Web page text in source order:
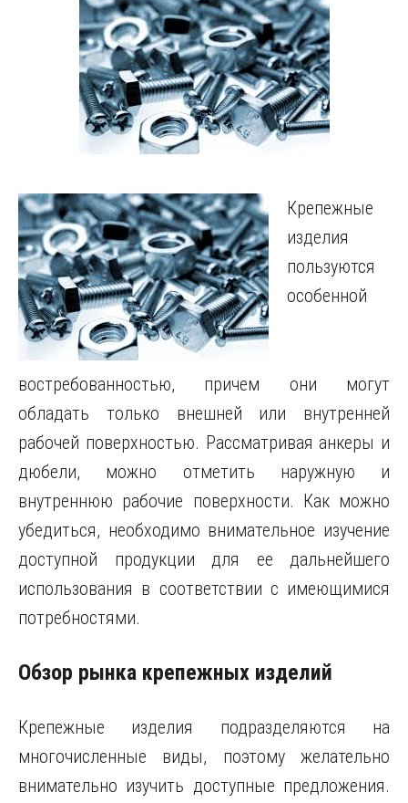
Крепежные
изделия
пользуются
особенной
востребованностью, причем они могут
обладать только внешней или внутренней
рабочей поверхностью. Рассматривая анкеры и
дюбели, можно отметить наружную и
внутреннюю рабочие поверхности. Как можно
убедиться, необходимо внимательное изучение
доступной продукции для ее дальнейшего
использования в соответствии с имеющимися
потребностями.
Обзор рынка крепежных изделий
Крепежные изделия подразделяются на
многочисленные виды, поэтому желательно
внимательно изучить доступные предложения.